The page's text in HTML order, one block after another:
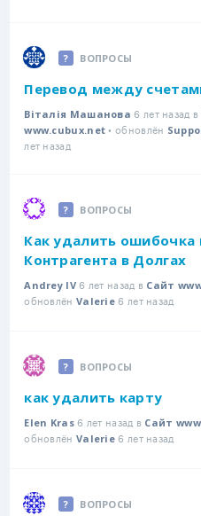
ВОПРОСЫ
Перевод между
Віталія Машанова 6 лет назад в
www.cubux.net • обновлён
лет назад
ВОПРОСЫ
Как удалить ошибочка
Контрагента в Долгах
Andrey IV6 лет назад в Сайт
обновлён Valerie 6 лет назад
ВОПРОСЫ
как удалить карту
Elen Kras6 лет назад в Сайт
обновлён Valerie 6 лет назад
ВОПРОСЫ